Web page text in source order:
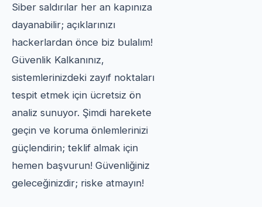
Siber saldırılar her an kapınıza
dayanabilir; açıklarınızı
hackerlardan önce biz bulalım!
Güvenlik Kalkanınız,
sistemlerinizdeki zayıf noktaları
tespit etmek için ücretsiz ön
analiz sunuyor. Şimdi harekete
geçin ve koruma önlemlerinizi
güçlendirin; teklif almak için
hemen başvurun! Güvenliğiniz
geleceğinizdir; riske atmayın!